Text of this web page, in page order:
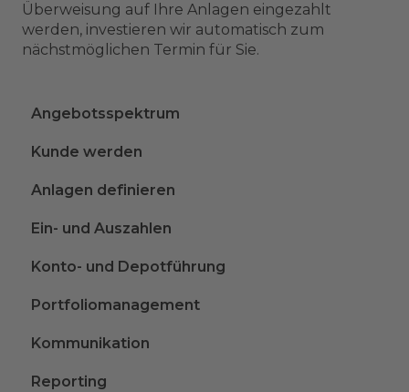
Überweisung auf Ihre Anlagen eingezahlt
werden, investieren wir automatisch zum
nächstmöglichen Termin für Sie.
Angebotsspektrum
Kunde werden
Anlagen definieren
Ein- und Auszahlen
Konto- und Depotführung
Portfoliomanagement
Kommunikation
Reporting